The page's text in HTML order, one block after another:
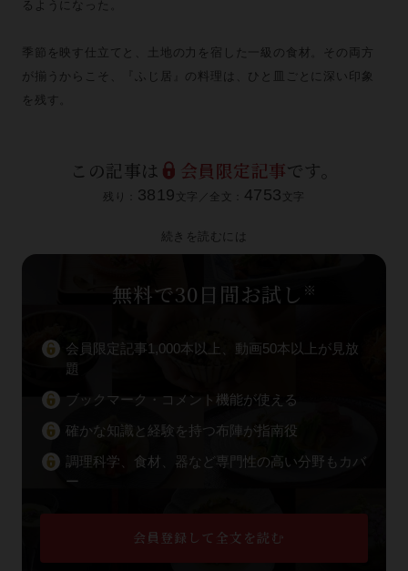
るようになった。
季節を映す仕立てと、土地の力を宿した一級の食材。その両方
が揃うからこそ、『ふじ居』の料理は、ひと皿ごとに深い印象
を残す。
この記事は 会員限定記事です。
残り： 3819 文字／全文： 4753 文字
続きを読むには
無料で30日間お試し ※
会員限定記事1,000本以上、動画50本以上が見放
題
ブックマーク・コメント機能が使える
確かな知識と経験を持つ布陣が指南役
調理科学、食材、器など専門性の高い分野もカバ
ー
会員登録して全文を読む